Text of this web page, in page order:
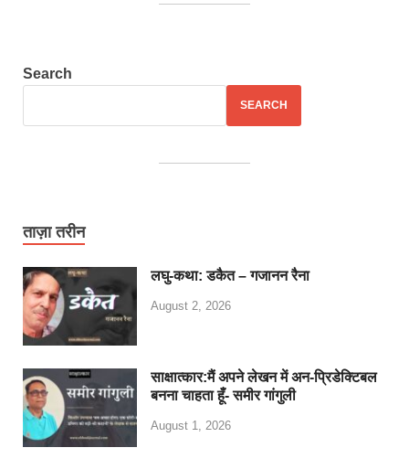
Search
SEARCH
ताज़ा तरीन
लघु-कथा: डकैत – गजानन रैना
August 2, 2026
साक्षात्कार:मैं अपने लेखन में अन-प्रिडेक्टिबल
बनना चाहता हूँ- समीर गांगुली
August 1, 2026